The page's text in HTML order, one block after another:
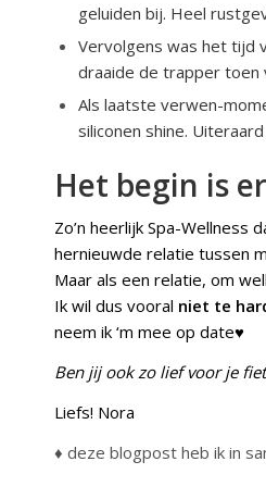
geluiden bij. Heel
Vervolgens was het tijd
draaide de trapper toen
Als laatste verwen-
siliconen shine.
Het begin is er
Zo’n heerlijk Spa-
hernieuwde relatie tussen
Maar als een relatie, om
Ik wil dus vooral niet te
neem ik ‘m mee op date♥
Ben jij ook zo lief voor je
Liefs! Nora
♦ deze blogpost heb ik in